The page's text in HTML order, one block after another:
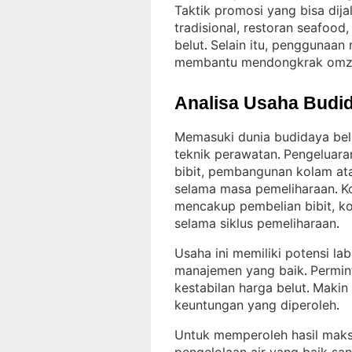
Taktik promosi yang bisa
tradisional, restoran
belut. Selain itu,
membantu mendongkrak
Analisa Usaha
Memasuki dunia budidaya
teknik perawatan.
bibit, pembangunan kolam
selama masa pemeliharaan.
mencakup pembelian bibit,
selama siklus pemeliharaan.
Usaha ini memiliki potensi
manajemen yang baik.
kestabilan harga belut.
keuntungan yang diperoleh.
Untuk memperoleh hasil